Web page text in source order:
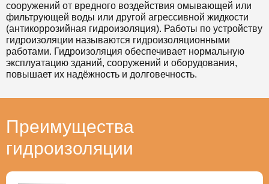
сооружений от вредного воздействия омывающей или
фильтрующей воды или другой агрессивной жидкости
(антикоррозийная гидроизоляция). Работы по устройству
гидроизоляции называются гидроизоляционными
работами. Гидроизоляция обеспечивает нормальную
эксплуатацию зданий, сооружений и оборудования,
повышает их надёжность и долговечность.
Преимущества
гидроизоляции